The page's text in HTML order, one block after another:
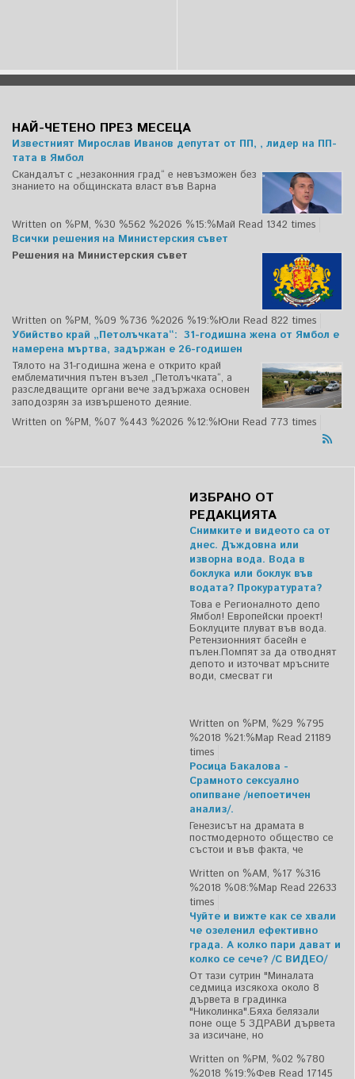
НАЙ-ЧЕТЕНО ПРЕЗ МЕСЕЦА
Известният Мирослав Иванов депутат от ПП, , лидер на ПП-
тата в Ямбол
Скандалът с „незаконния град“ е невъзможен без
знанието на общинската власт във Варна
Written on %PM, %30 %562 %2026 %15:%Май Read 1342 times
Всички решения на Министерския съвет
Решения на Министерския съвет
Written on %PM, %09 %736 %2026 %19:%Юли Read 822 times
Убийство край „Петолъчката“: 31-годишна жена от Ямбол е
намерена мъртва, задържан е 26-годишен
Тялото на 31-годишна жена е открито край
емблематичния пътен възел „Петолъчката“, а
разследващите органи вече задържаха основен
заподозрян за извършеното деяние.
Written on %PM, %07 %443 %2026 %12:%Юни Read 773 times
ИЗБРАНО ОТ
РЕДАКЦИЯТА
Снимките и видеото са от
днес. Дъждовна или
изворна вода. Вода в
боклука или боклук във
водата? Прокуратурата?
Това е Регионалното депо
Ямбол! Европейски проект!
Боклуците плуват във вода.
Ретензионният басейн е
пълен.Помпят за да отводнят
депото и източват мръсните
води, смесват ги
Written on %PM, %29 %795
%2018 %21:%Мар Read 21189
times
Росица Бакалова -
Срамното сексуално
опипване /непоетичен
анализ/.
Генезисът на драмата в
постмодерното общество се
състои и във факта, че
Written on %AM, %17 %316
%2018 %08:%Мар Read 22633
times
Чуйте и вижте как се хвали
че озеленил ефективно
града. А колко пари дават и
колко се сече? /С ВИДЕО/
От тази сутрин "Миналата
седмица изсякоха около 8
дървета в градинка
"Николинка".Бяха белязали
поне още 5 ЗДРАВИ дървета
за изсичане, но
Written on %PM, %02 %780
%2018 %19:%Фев Read 17145